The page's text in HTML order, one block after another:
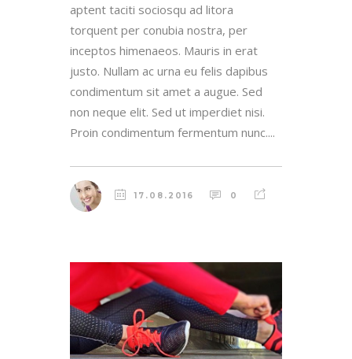
aptent taciti sociosqu ad litora
torquent per conubia nostra, per
inceptos himenaeos. Mauris in erat
justo. Nullam ac urna eu felis dapibus
condimentum sit amet a augue. Sed
non neque elit. Sed ut imperdiet nisi.
Proin condimentum fermentum nunc....
17.08.2016 0